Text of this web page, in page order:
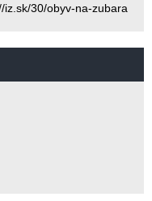
30/obyv-na-zubara